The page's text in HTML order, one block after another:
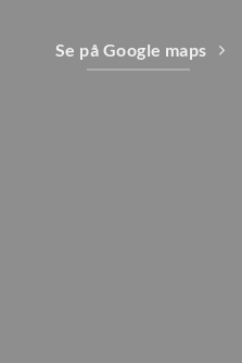
Se på Google maps